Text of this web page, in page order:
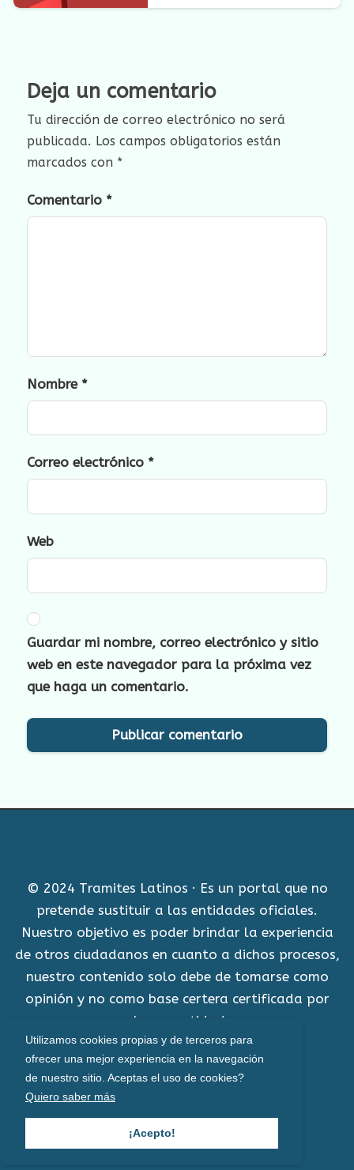
Deja un comentario
Tu dirección de correo electrónico no será
publicada. Los campos obligatorios están
marcados con *
Comentario *
Nombre *
Correo electrónico *
Web
Guardar mi nombre, correo electrónico y sitio
web en este navegador para la próxima vez
que haga un comentario.
© 2024 Tramites Latinos · Es un portal que no
pretende sustituir a las entidades oficiales.
Nuestro objetivo es poder brindar la experiencia
de otros ciudadanos en cuanto a dichos procesos,
nuestro contenido solo debe de tomarse como
opinión y no como base certera certificada por
alguna entidad.
Aviso Legal
Política de cookies
Utilizamos cookies propias y de terceros para
ofrecer una mejor experiencia en la navegación
de nuestro sitio. Aceptas el uso de cookies?
Quiero saber más
¡Acepto!